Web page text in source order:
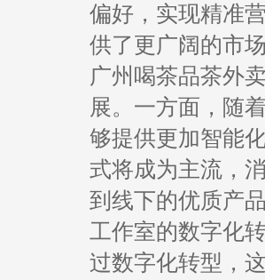
偏好，实现精准
供了更广阔的市
广州喝茶品茶外
展。一方面，随
够提供更加智能
式将成为主流，
到线下的优质产
工作室的数字化
过数字化转型，